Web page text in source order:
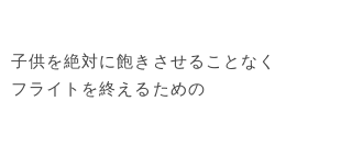
子供を絶対に飽きさせることなく
フライトを終えるための